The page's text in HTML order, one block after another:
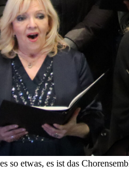
so etwas, es ist das